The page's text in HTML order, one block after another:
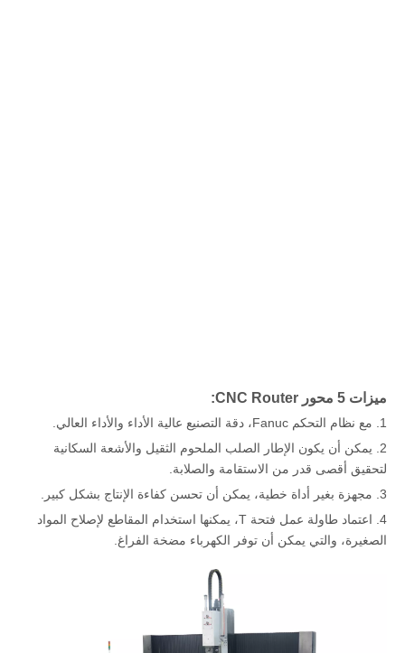
ميزات 5 محور CNC Router:
1. مع نظام التحكم Fanuc، دقة التصنيع عالية الأداء والأداء العالي.
2. يمكن أن يكون الإطار الصلب الملحوم الثقيل والأشعة السكانية
لتحقيق أقصى قدر من الاستقامة والصلابة.
3. مجهزة بغير أداة خطية، يمكن أن تحسن كفاءة الإنتاج بشكل كبير.
4. اعتماد طاولة عمل فتحة T، يمكنها استخدام المقاطع لإصلاح المواد
الصغيرة، والتي يمكن أن توفر الكهرباء مضخة الفراغ.